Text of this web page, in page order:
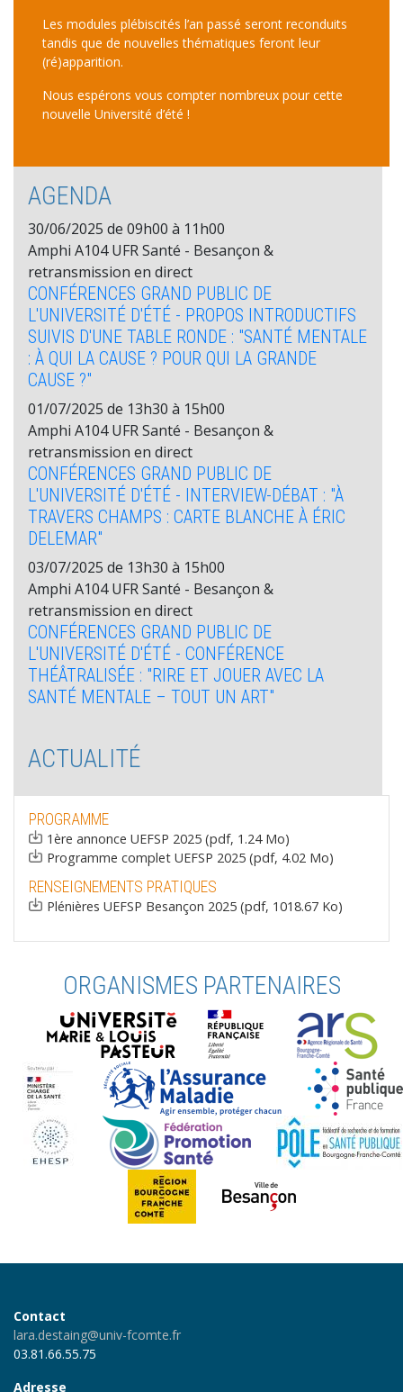
Les modules plébiscités l’an passé seront reconduits
tandis que de nouvelles thématiques feront leur
(ré)apparition.
Nous espérons vous compter nombreux pour cette
nouvelle Université d’été !
AGENDA
30/06/2025 de 09h00 à 11h00
Amphi A104 UFR Santé - Besançon &
retransmission en direct
CONFÉRENCES GRAND PUBLIC DE
L'UNIVERSITÉ D'ÉTÉ - PROPOS INTRODUCTIFS
SUIVIS D'UNE TABLE RONDE : "SANTÉ MENTALE
: À QUI LA CAUSE ? POUR QUI LA GRANDE
CAUSE ?"
01/07/2025 de 13h30 à 15h00
Amphi A104 UFR Santé - Besançon &
retransmission en direct
CONFÉRENCES GRAND PUBLIC DE
L'UNIVERSITÉ D'ÉTÉ - INTERVIEW-DÉBAT : "À
TRAVERS CHAMPS : CARTE BLANCHE À ÉRIC
DELEMAR"
03/07/2025 de 13h30 à 15h00
Amphi A104 UFR Santé - Besançon &
retransmission en direct
CONFÉRENCES GRAND PUBLIC DE
L'UNIVERSITÉ D'ÉTÉ - CONFÉRENCE
THÉÂTRALISÉE : "RIRE ET JOUER AVEC LA
SANTÉ MENTALE – TOUT UN ART"
ACTUALITÉ
PROGRAMME
Document
1ère annonce UEFSP 2025 (pdf, 1.24 Mo)
Document
Programme complet UEFSP 2025 (pdf, 4.02 Mo)
RENSEIGNEMENTS PRATIQUES
Document
Plénières UEFSP Besançon 2025 (pdf, 1018.67 Ko)
ORGANISMES PARTENAIRES
Contact
lara.destaing@univ-fcomte.fr
03.81.66.55.75
Adresse